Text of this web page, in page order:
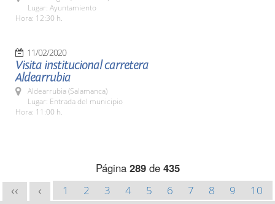
Lugar: Ayuntamiento
Hora: 12:30 h.
11/02/2020
Visita institucional carretera
Aldearrubia
Aldearrubia (Salamanca)
Lugar: Entrada del municipio
Hora: 11:00 h.
Página 289de 435
<< < 1 2 3 4 5 6 7 8 9
10